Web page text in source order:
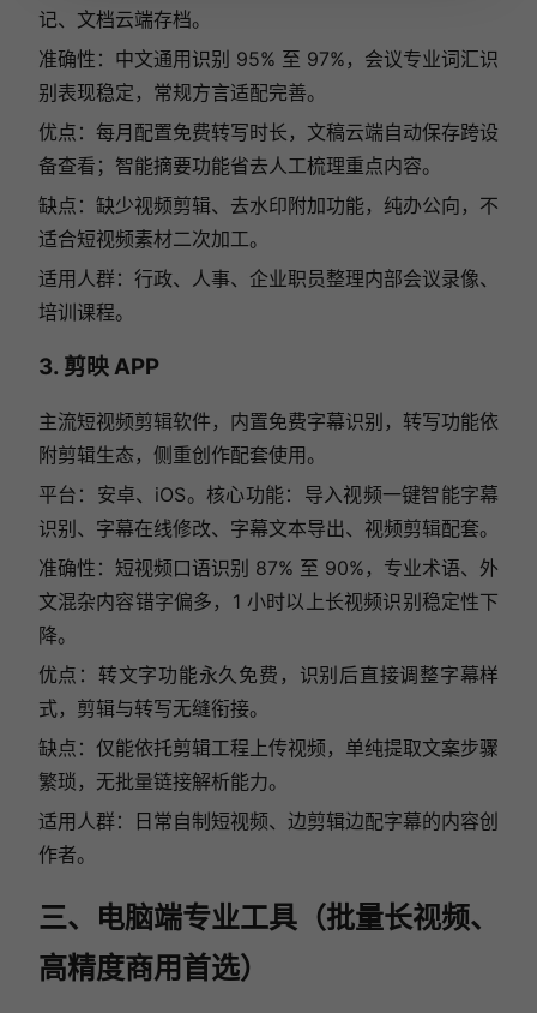
记、文档云端存档。
准确性：中文通用识别 95% 至 97%，会议专业词汇识
别表现稳定，常规方言适配完善。
优点：每月配置免费转写时长，文稿云端自动保存跨设
备查看；智能摘要功能省去人工梳理重点内容。
缺点：缺少视频剪辑、去水印附加功能，纯办公向，不
适合短视频素材二次加工。
适用人群：行政、人事、企业职员整理内部会议录像、
培训课程。
3. 剪映 APP
主流短视频剪辑软件，内置免费字幕识别，转写功能依
附剪辑生态，侧重创作配套使用。
平台：安卓、iOS。核心功能：导入视频一键智能字幕
识别、字幕在线修改、字幕文本导出、视频剪辑配套。
准确性：短视频口语识别 87% 至 90%，专业术语、外
文混杂内容错字偏多，1 小时以上长视频识别稳定性下
降。
优点：转文字功能永久免费，识别后直接调整字幕样
式，剪辑与转写无缝衔接。
缺点：仅能依托剪辑工程上传视频，单纯提取文案步骤
繁琐，无批量链接解析能力。
适用人群：日常自制短视频、边剪辑边配字幕的内容创
作者。
三、电脑端专业工具（批量长视频、
高精度商用首选）